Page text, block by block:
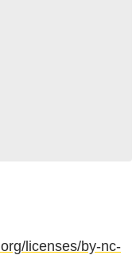
licenses/by-nc-